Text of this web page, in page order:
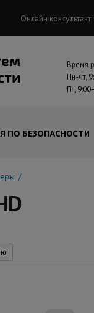
Онлайн консультант
Время
Пн-чт,
Пт,
ПО БЕЗОПАСНОСТИ